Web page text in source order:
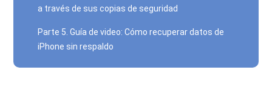
a través de sus copias de seguridad
Parte 5. Guía de video: Cómo recuperar datos de
iPhone sin respaldo